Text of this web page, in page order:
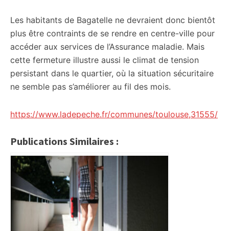
Les habitants de Bagatelle ne devraient donc bientôt
plus être contraints de se rendre en centre-ville pour
accéder aux services de l’Assurance maladie. Mais
cette fermeture illustre aussi le climat de tension
persistant dans le quartier, où la situation sécuritaire
ne semble pas s’améliorer au fil des mois.
https://www.ladepeche.fr/communes/toulouse,31555/
Publications Similaires :